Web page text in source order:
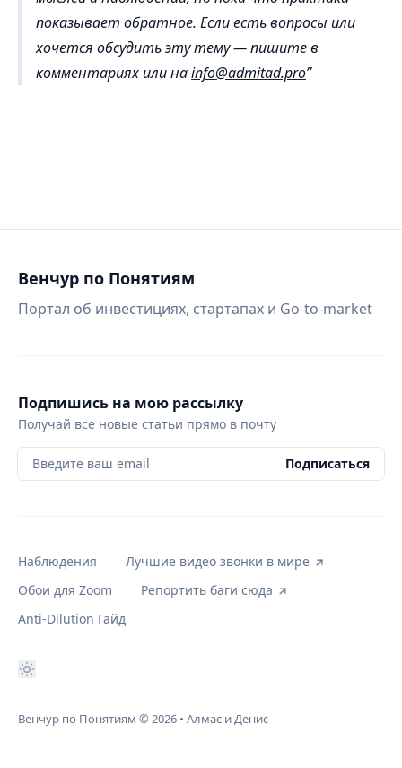
показывает обратное. Если есть вопросы или
хочется обсудить эту тему — пишите в
комментариях или наinfo@admitad.pro
Венчур по Понятиям
Портал об инвестициях, стартапах и Go-to-market
Подпишись на мою рассылку
Получай все новые статьи прямо в почту
Введите ваш email Подписаться
Наблюдения
Лучшие видео звонки в мире
Обои для Zoom
Репортить баги сюда
Anti-Dilution Гайд
Венчур по Понятиям © 2026 • Алмас и Денис